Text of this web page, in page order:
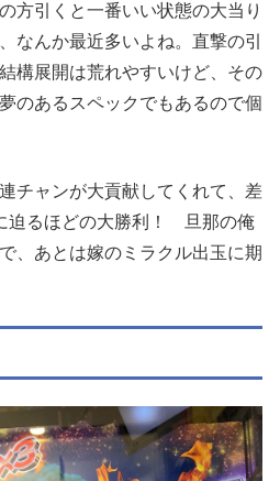
方引くと一番いい状態の大当り
なんか最近多いよね。直撃の引
構展開は荒れやすいけど、その
のあるスペックでもあるので個
チャンが大貢献してくれて、差
迫るほどの大勝利！ 旦那の俺
、あとは嫁のミラクル出玉に期